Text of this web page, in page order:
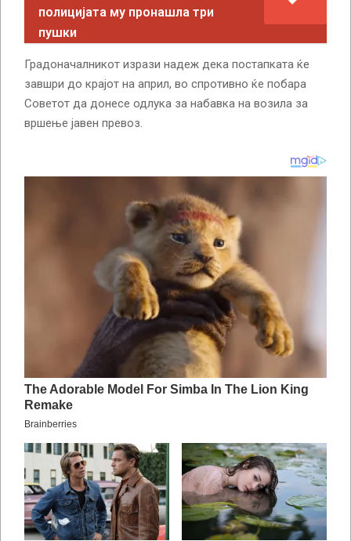
полицијата му пронашла три
пушки
Градоначалникот изрази надеж дека постапката ќе
завшри до крајот на април, во спротивно ќе побара
Советот да донесе одлука за набавка на возила за
вршење јавен превоз.